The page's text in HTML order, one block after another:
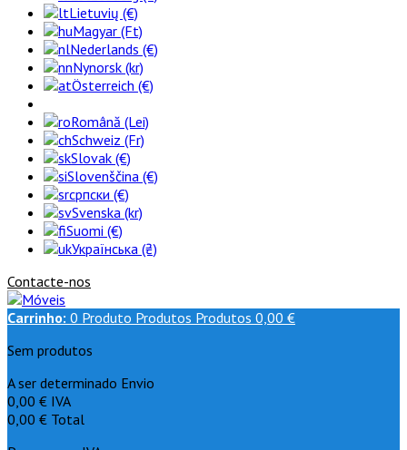
Lietuvių (€)
Magyar (Ft)
Nederlands (€)
Nynorsk (kr)
Österreich (€)
Română (Lei)
Schweiz (Fr)
Slovak (€)
Slovenščina (€)
српски (€)
Svenska (kr)
Suomi (€)
Українська (₴)
Contacte-nos
Carrinho: 0 Produto Produtos Produtos 0,00 €
Sem produtos
A ser determinado Envio
0,00 € IVA
0,00 € Total